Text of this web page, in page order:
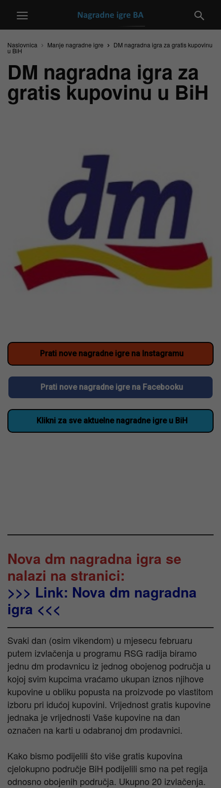
Naslovnica Manje nagradne igre DM nagradna igra za gratis kupovinu
u BiH
DM nagradna igra za
gratis kupovinu u BiH
Prati nove nagradne igre na Instagramu
Prati nove nagradne igre na Facebooku
Klikni za sve aktuelne nagradne igre u BiH
Nova dm nagradna igra se
nalazi na stranici:
>>> Link: Nova dm nagradna
igra <<<
Svaki dan (osim vikendom) u mjesecu februaru
putem izvlačenja u programu RSG radija biramo
jednu dm prodavnicu iz jednog obojenog područja u
kojoj svim kupcima vraćamo ukupan iznos njihove
kupovine u obliku popusta na proizvode po vlastitom
izboru pri idućoj kupovini. Vrijednost gratis kupovine
jednaka je vrijednosti Vaše kupovine na dan
označen na karti u odabranoj dm prodavnici.
Kako bismo podijelili što više gratis kupovina
cjelokupno područje BiH podijelili smo na pet regija
odnosno obojenih područja. Ukupno 20 izvlačenja.